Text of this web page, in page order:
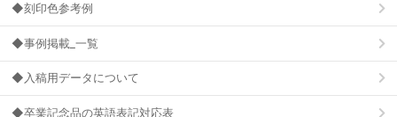
◆刻印色参考例
◆事例掲載_一覧
◆入稿用データについて
◆卒業記念品の英語表記対応表